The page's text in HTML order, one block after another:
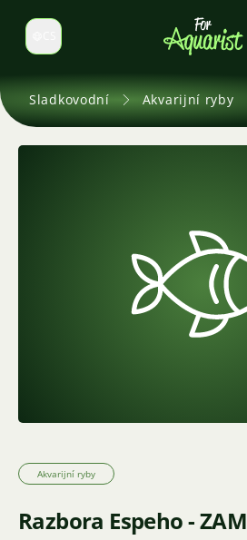
Select language
Sladkovodní Akvarijní ryby
Akvarijní ryby
Razbora Espeho -